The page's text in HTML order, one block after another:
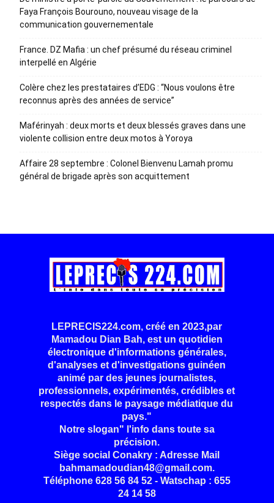
Faya François Bourouno, nouveau visage de la
communication gouvernementale
France. DZ Mafia : un chef présumé du réseau criminel
interpellé en Algérie
Colère chez les prestataires d’EDG : “Nous voulons être
reconnus après des années de service”
Maférinyah : deux morts et deux blessés graves dans une
violente collision entre deux motos à Yoroya
Affaire 28 septembre : Colonel Bienvenu Lamah promu
général de brigade après son acquittement
LEPRECIS224.com, créé en 2023,par
Mamadou Dian Bah, est un quotidien
électronique d'informations générales,
d'analyses et d'investigations guinéen
animé par des jeunes journalistes,
professionnels, expérimentés, crédibles et
respectés dans le paysage médiatique du
pays."
Notre slogan" l'info dans toute sa
précision.
Siège social Conakry : Adresse Mail
bahmamadoudian48@gmail.com.
Téléphone 628 56 84 52 - Watschap : 655
24 14 58